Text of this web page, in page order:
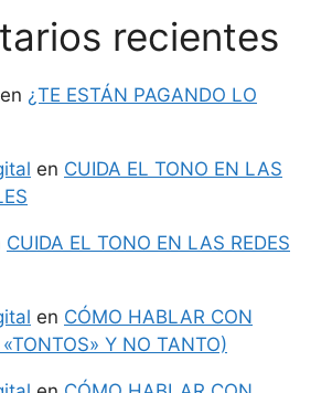
recientes
en ¿TE ESTÁN PAGANDO LO
en CUIDA EL TONO EN LAS
CUIDA EL TONO EN LAS REDES
en CÓMO HABLAR CON
Y NO TANTO)